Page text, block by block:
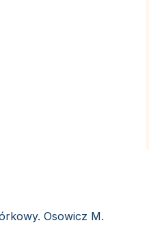
Osowicz M.